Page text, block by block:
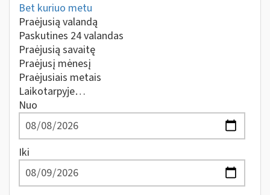
Bet kuriuo metu
Praėjusią valandą
Paskutines 24 valandas
Praėjusią savaitę
Praėjusį mėnesį
Praėjusiais metais
Laikotarpyje…
Nuo
Iki